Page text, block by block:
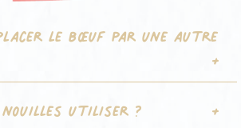
le bœuf par une autre
utiliser ?